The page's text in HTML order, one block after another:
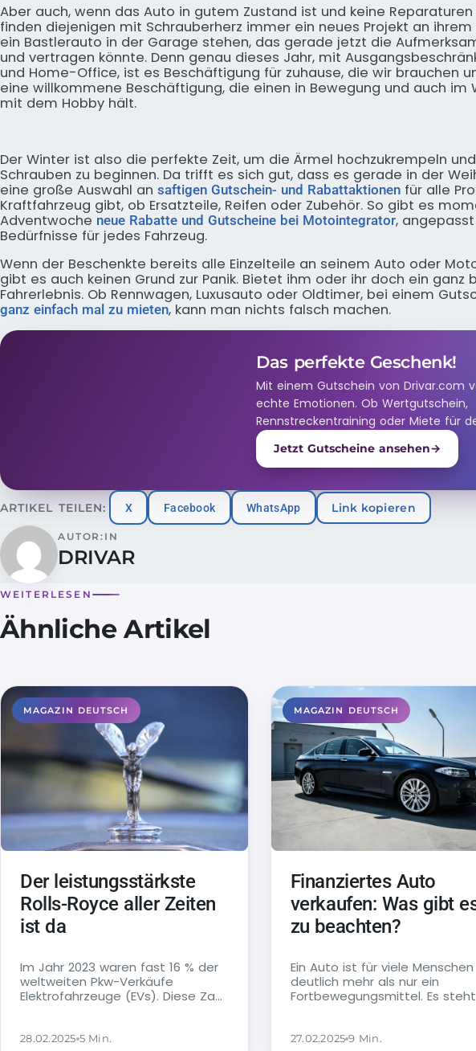
Aber auch, wenn das Auto in gutem Zustand ist und keine
finden diejenigen mit Schrauberherz immer ein neues Projekt an
ein Bastlerauto in der Garage stehen, das gerade jetzt die
und vertragen könnte. Denn genau dieses Jahr, mit
und Home-Office, ist es Beschäftigung für zuhause, die wir brauchen
eine willkommene Beschäftigung, die einen in Bewegung und auch im
mit dem Hobby hält.
Der Winter ist also die perfekte Zeit, um die Ärmel hochzukrempeln
Schrauben zu beginnen. Da trifft es sich gut, dass es gerade in der
eine große Auswahl an saftigen Gutschein- und Rabattaktionen für alle
Kraftfahrzeug gibt, ob Ersatzteile, Reifen oder Zubehör. So gibt es
Adventwoche neue Rabatte und Gutscheine bei Motointegrator,
Bedürfnisse für jedes Fahrzeug.
Wenn der Beschenkte bereits alle Einzelteile an seinem Auto oder
gibt es auch keinen Grund zur Panik. Bietet ihm oder ihr doch ein ganz
Fahrerlebnis. Ob Rennwagen, Luxusauto oder Oldtimer, bei einem
ganz einfach mal zu mieten, kann man nichts falsch machen.
Das perfekte Geschenk!
Mit einem Gutschein von Drivar.com
echte Emotionen. Ob Wertgutschein,
Rennstreckentraining oder Miete für
Jetzt Gutscheine ansehen→
ARTIKEL TEILEN: X Facebook WhatsApp Link kopieren
AUTOR:IN
DRIVAR
WEITERLESEN
Ähnliche Artikel
MAGAZIN DEUTSCH
Der leistungsstärkste
Rolls-Royce aller Zeiten
ist da
Im Jahr 2023 waren fast 16 % der
weltweiten Pkw-Verkäufe
Elektrofahrzeuge (EVs). Diese Zahl
28.02.2025 5 Min.
MAGAZIN DEUTSCH
Finanziertes Auto
verkaufen: Was gibt
zu beachten?
Ein Auto ist für viele Menschen
deutlich mehr als nur ein
Fortbewegungsmittel. Es steht
27.02.2025 9 Min.